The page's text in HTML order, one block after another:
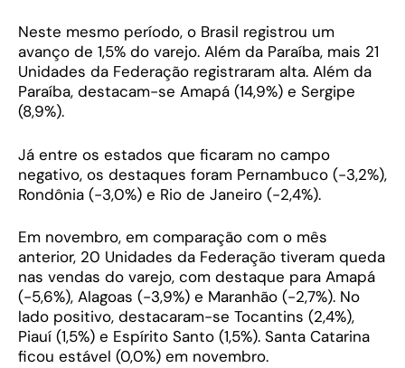
Neste mesmo período, o Brasil registrou um
avanço de 1,5% do varejo. Além da Paraíba, mais 21
Unidades da Federação registraram alta. Além da
Paraíba, destacam-se Amapá (14,9%) e Sergipe
(8,9%).
Já entre os estados que ficaram no campo
negativo, os destaques foram Pernambuco (-3,2%),
Rondônia (-3,0%) e Rio de Janeiro (-2,4%).
Em novembro, em comparação com o mês
anterior, 20 Unidades da Federação tiveram queda
nas vendas do varejo, com destaque para Amapá
(-5,6%), Alagoas (-3,9%) e Maranhão (-2,7%). No
lado positivo, destacaram-se Tocantins (2,4%),
Piauí (1,5%) e Espírito Santo (1,5%). Santa Catarina
ficou estável (0,0%) em novembro.